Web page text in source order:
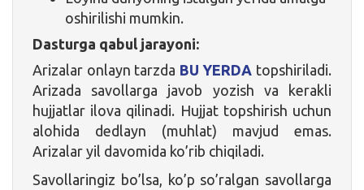
oshirilishi mumkin.
Dasturga qabul jarayoni:
Arizalar onlayn tarzda BU YERDA topshiriladi.
Arizada savollarga javob yozish va kerakli
hujjatlar ilova qilinadi. Hujjat topshirish uchun
alohida dedlayn (muhlat) mavjud emas.
Arizalar yil davomida ko’rib chiqiladi.
Savollaringiz bo’lsa, ko’p so’ralgan savollarga